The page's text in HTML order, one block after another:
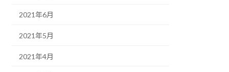
2021年6月
2021年5月
2021年4月